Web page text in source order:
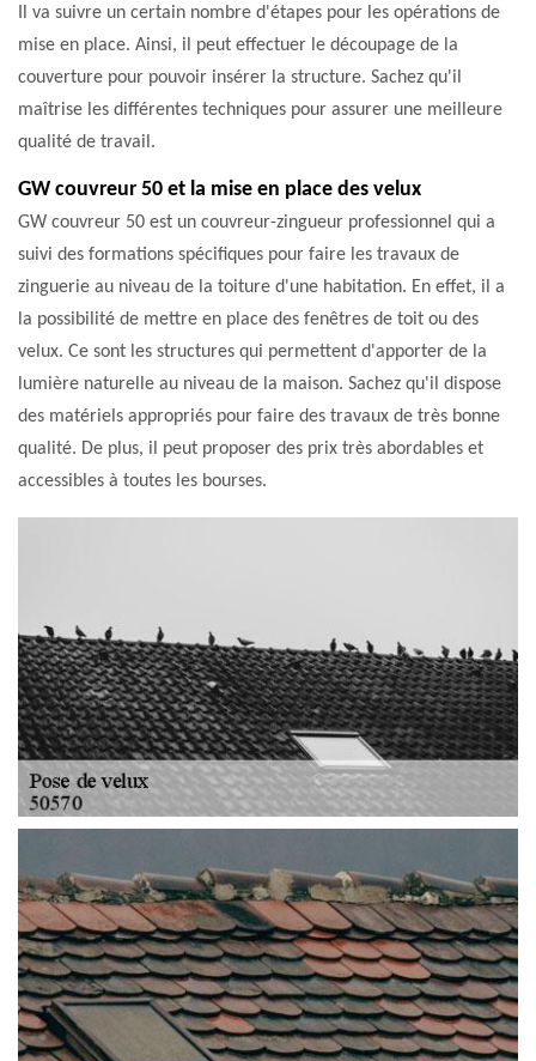
Il va suivre un certain nombre d'étapes pour les opérations de
mise en place. Ainsi, il peut effectuer le découpage de la
couverture pour pouvoir insérer la structure. Sachez qu'il
maîtrise les différentes techniques pour assurer une meilleure
qualité de travail.
GW couvreur 50 et la mise en place des velux
GW couvreur 50 est un couvreur-zingueur professionnel qui a
suivi des formations spécifiques pour faire les travaux de
zinguerie au niveau de la toiture d'une habitation. En effet, il a
la possibilité de mettre en place des fenêtres de toit ou des
velux. Ce sont les structures qui permettent d'apporter de la
lumière naturelle au niveau de la maison. Sachez qu'il dispose
des matériels appropriés pour faire des travaux de très bonne
qualité. De plus, il peut proposer des prix très abordables et
accessibles à toutes les bourses.